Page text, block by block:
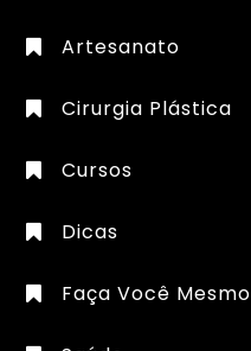
Artesanato
Cirurgia Plástica
Cursos
Dicas
Faça Você Mesmo